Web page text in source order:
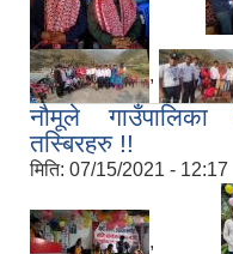
,
नौमूले
तस्बिरहरु !!
मिति: 07/15/2021 - 12:17
,